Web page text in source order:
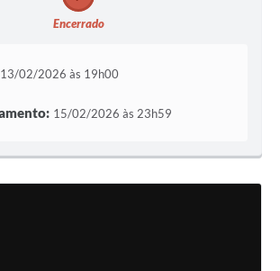
Encerrado
13/02/2026 às 19h00
15/02/2026 às 23h59